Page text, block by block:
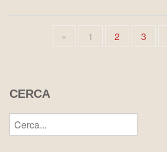
« 1 2 3
CERCA